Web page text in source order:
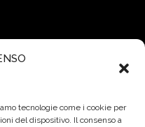
tecnologie come i cookie per
del dispositivo. Il consenso a
la nuova capitale
condivisa»